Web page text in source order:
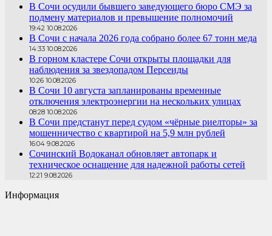
В Сочи осудили бывшего заведующего бюро СМЭ за
подмену материалов и превышение полномочий
19:42 10.08.2026
В Сочи с начала 2026 года собрано более 67 тонн меда
14:33 10.08.2026
В горном кластере Сочи открыты площадки для
наблюдения за звездопадом Персеиды
10:26 10.08.2026
В Сочи 10 августа запланированы временные
отключения электроэнергии на нескольких улицах
08:28 10.08.2026
В Сочи предстанут перед судом «чёрные риелторы» за
мошенничество с квартирой на 5,9 млн рублей
16:04 9.08.2026
Сочинский Водоканал обновляет автопарк и
техническое оснащение для надежной работы сетей
12:21 9.08.2026
Информация